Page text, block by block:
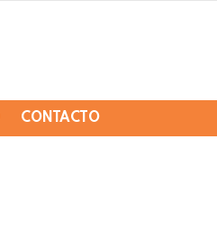
CONTACTO